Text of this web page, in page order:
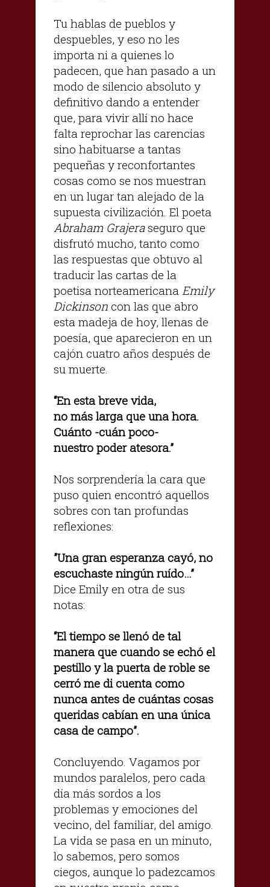
Tu hablas de pueblos y
despuebles, y eso no les
importa ni a quienes lo
padecen, que han pasado a un
modo de silencio absoluto y
definitivo dando a entender
que, para vivir allí no hace
falta reprochar las carencias
sino habituarse a tantas
pequeñas y reconfortantes
cosas como se nos muestran
en un lugar tan alejado de la
supuesta civilización. El poeta
Abraham Grajeraseguro que
disfrutó mucho, tanto como
las respuestas que obtuvo al
traducir las cartas de la
poetisa norteamericana Emily
Dickinson con las que abro
esta madeja de hoy, llenas de
poesía, que aparecieron en un
cajón cuatro años después de
su muerte.
“En esta breve vida,
no más larga que una hora.
Cuánto -cuán poco-
nuestro poder atesora.”
Nos sorprendería la cara que
puso quien encontró aquellos
sobres con tan profundas
reflexiones:
”Una gran esperanza cayó, no
escuchaste ningún ruído…”
Dice Emily en otra de sus
notas:
“El tiempo se llenó de tal
manera que cuando se echó el
pestillo y la puerta de roble se
cerró me di cuenta como
nunca antes de cuántas cosas
queridas cabían en una única
casa de campo”.
Concluyendo. Vagamos por
mundos paralelos, pero cada
día más sordos a los
problemas y emociones del
vecino, del familiar, del amigo.
La vida se pasa en un minuto,
lo sabemos, pero somos
ciegos, aunque lo padezcamos